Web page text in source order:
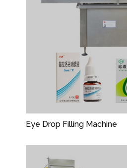
Eye Drop Filling Machine